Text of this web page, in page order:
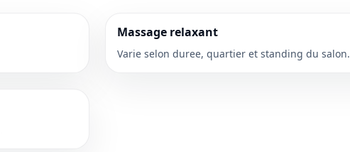
Massage relaxant
Varie selon duree, quartier et standing du salon.